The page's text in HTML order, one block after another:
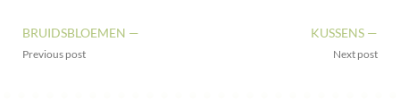
BRUIDSBLOEMEN —
Previous post
KUSSENS —
Next post